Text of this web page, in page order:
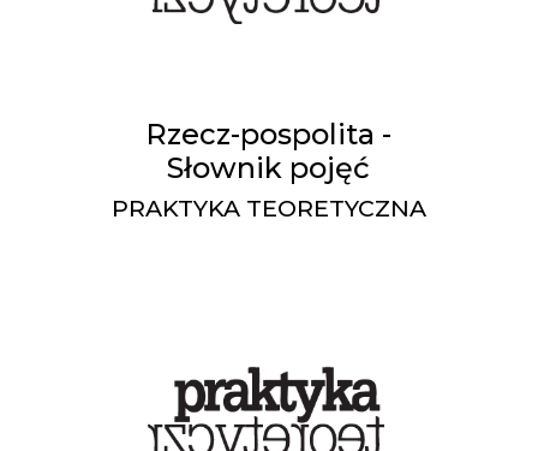
Rzecz-pospolita -
Słownik pojęć
PRAKTYKA TEORETYCZNA